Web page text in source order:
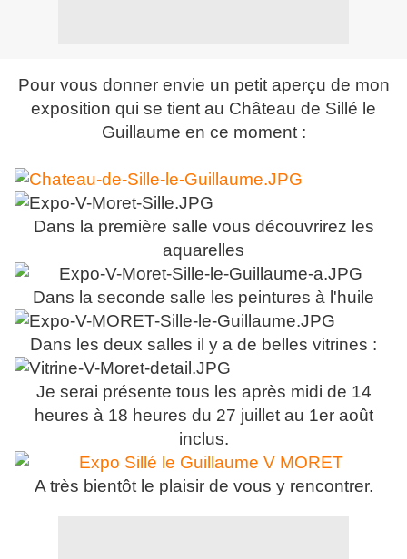
Pour vous donner envie un petit aperçu de mon
exposition qui se tient au Château de Sillé le
Guillaume en ce moment :
Dans la première salle vous découvrirez les
aquarelles
Dans la seconde salle les peintures à l'huile
Dans les deux salles il y a de belles vitrines :
Je serai présente tous les après midi de 14
heures à 18 heures du 27 juillet au 1er août
inclus.
A très bientôt le plaisir de vous y rencontrer.